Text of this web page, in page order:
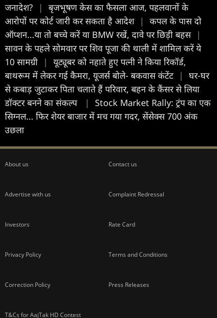
जनादेश?
|
बृजभूषण केस का फैसला आज, पहलवानों के
आरोपों पर कोर्ट जारी कर सकता है आदेश |
कपल के पास दो
ऑप्शन...या तो बच्चे करें या BMW रखें, दावे पर छिड़ी बहस |
सावन के पहले सोमवार पर शिव पूजा की थाली में शामिल करें ये
10 सामग्री
|
यूट्यूबर को नहाते हुए पत्नी ने किया रिकॉर्ड,
बाथरूम में लेकर गई कैमरा, यूजर्स बोले- बकवास कंटेंट |
घर-घर
से कबाड़ जुटाकर पिता चलाते हैं परिवार, बहन के कैंसर से लिया
डॉक्टर बनने का संकल्प
|
Stock Market Rally: ट्रंप का एक
सिग्नल... फिर शेयर बाजार में मच गया गदर, सेंसेक्स 700 अंक
उछला
About us Contact us
Advertise with us Complaint Redressal
Investors Rate Card
Privacy Policy Terms and Conditions
Correction Policy Press Releases
T&Cs for AajTak HD Contest